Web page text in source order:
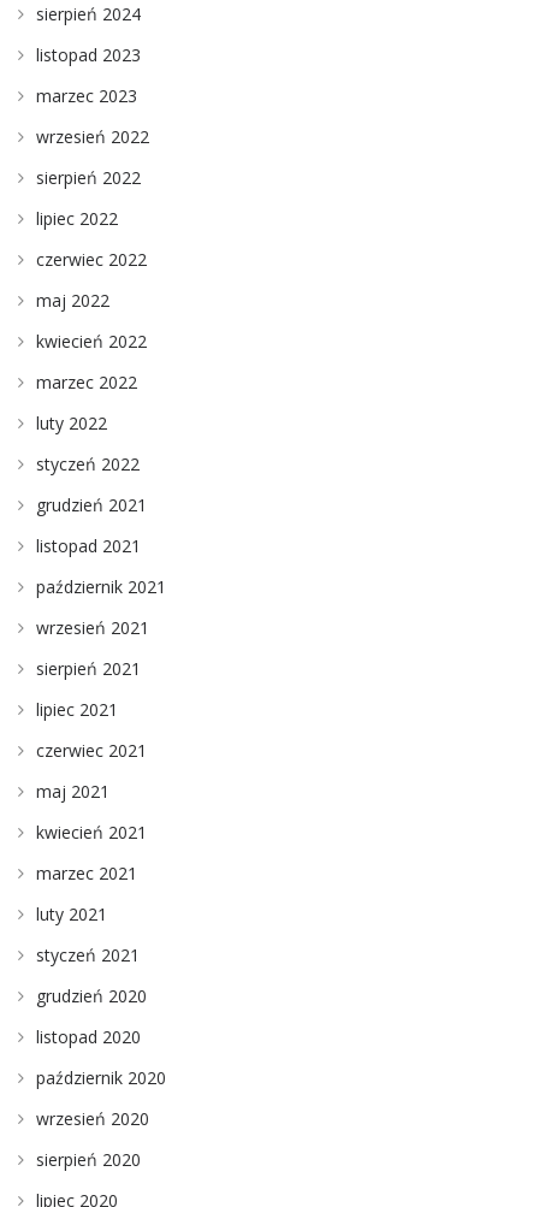
sierpień 2024
listopad 2023
marzec 2023
wrzesień 2022
sierpień 2022
lipiec 2022
czerwiec 2022
maj 2022
kwiecień 2022
marzec 2022
luty 2022
styczeń 2022
grudzień 2021
listopad 2021
październik 2021
wrzesień 2021
sierpień 2021
lipiec 2021
czerwiec 2021
maj 2021
kwiecień 2021
marzec 2021
luty 2021
styczeń 2021
grudzień 2020
listopad 2020
październik 2020
wrzesień 2020
sierpień 2020
lipiec 2020